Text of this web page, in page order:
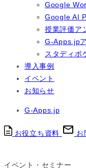
Google
Google AI
授業評価ア
G-Apps.jp
スタディポ
導入事例
イベント
お知らせ
G-Apps.jp
お役立ち資料 お
イベント・セミナー